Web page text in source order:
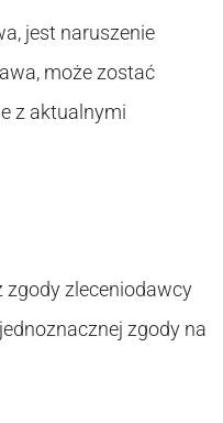
jest naruszenie
może zostać
z aktualnymi
zgody zleceniodawcy
zgody na